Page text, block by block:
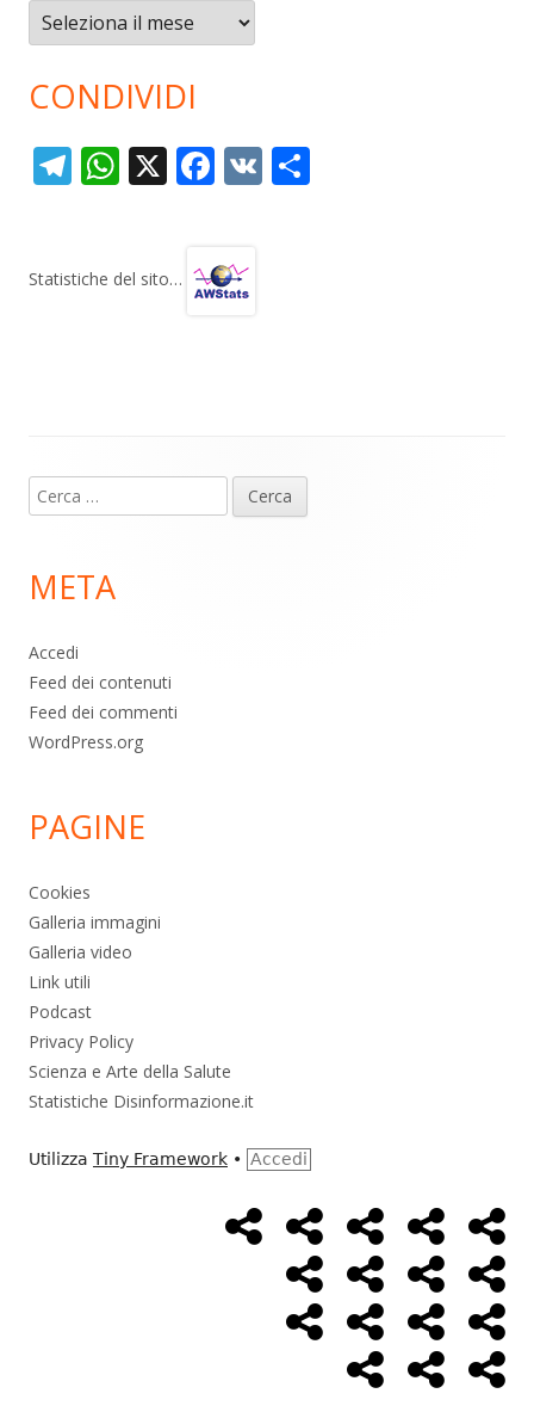
Archivi
CONDIVIDI
T
el
gr
W
h
s
X F
ac
b
V
K
Statistiche del sito…
piè
pagina
Ricerca
per:
META
Accedi
Feed dei contenuti
Feed dei commenti
WordPress.org
PAGINE
Cookies
Galleria immagini
Galleria video
Link utili
Podcast
Privacy Policy
Scienza e Arte della Salute
Statistiche Disinformazione.it
Utilizza Tiny Framework • Accedi
MenùHome
Page
Alimentazione
AmbienteBambini
Cancro ControlloEconomia
FarmaciMassoneriaNWO
Salute Storia